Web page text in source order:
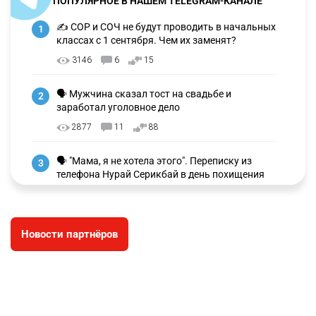
1
✍️ СОР и СОЧ не будут проводить в начальных
классах с 1 сентября. Чем их заменят?
3146 6 15
2
🗣 Мужчина сказал тост на свадьбе и
заработал уголовное дело
2877 11 88
3
🗣 "Мама, я не хотела этого". Переписку из
телефона Нурай Серикбай в день похищения
зачитали в суде
⚠️ Доброе утро, друзья! Предлагаем обзор
главных новостей за 4 августа
Новости партнёров